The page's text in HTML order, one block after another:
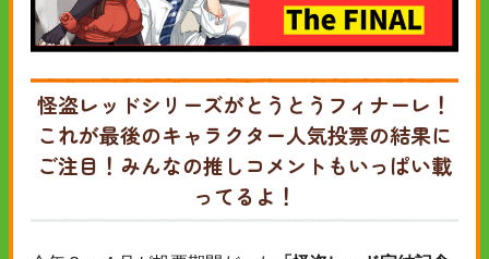
怪盗レッドシリーズがとうとうフィナーレ！
これが最後のキャラクター人気投票の結果に
ご注目！みんなの推しコメントもいっぱい載
ってるよ！